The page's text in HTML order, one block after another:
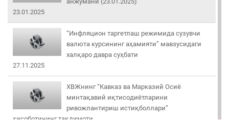
23.01.2025
“Инфляцион таргетлаш режимида сузувчи
валюта курсининг аҳамияти” мавзусидаги
халқаро давра суҳбати
27.11.2025
ХВЖнинг “Кавказ ва Марказий Осиё
минтақавий иқтисодиётларини
ривожлантириш истиқболлари”
ҳисоботининг тақдимоти